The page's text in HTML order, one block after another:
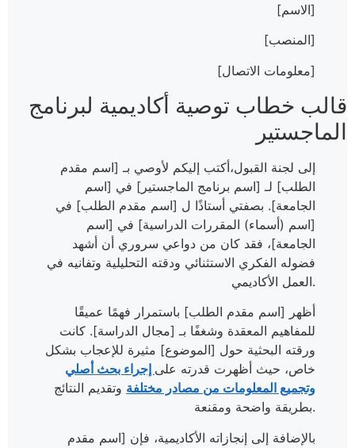
[الاسم]
[المنصب]
[معلومات الاتصال]
قالب خطاب توصية أكاديمية لبرنامج
الماجستير
إلى لجنة القبول،أكتب إليكم لأوصي بـ [اسم مقدم
الطلب] لـ [اسم برنامج الماجستير] في [اسم
الجامعة]. بصفتي أستاذًا ل [اسم مقدم الطلب] في
[اسم (أسماء) المقررات الدراسية] في [اسم
الجامعة]، فقد كان من دواعي سروري أن أشهد
فضوله الفكري الاستثنائي ودقته التحليلية وتفانيه في
العمل الأكاديمي.
أظهر [اسم مقدم الطلب] باستمرار فهمًا عميقًا
للمفاهيم المعقدة وشغفًا بـ [مجال الدراسة]. كانت
ورقته البحثية حول [الموضوع] مثيرة للإعجاب بشكل
خاص، حيث أظهرت قدرته على إجراء بحث أصلي
وتجميع المعلومات من مصادر مختلفة وتقديم النتائج
بطريقة واضحة ومقنعة.
بالإضافة إلى إنجازاته الأكاديمية، فإن [اسم مقدم